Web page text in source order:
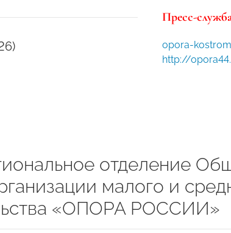
Пресс-
opora-
http://
отделение
малого и
«ОПОРА РОССИИ»